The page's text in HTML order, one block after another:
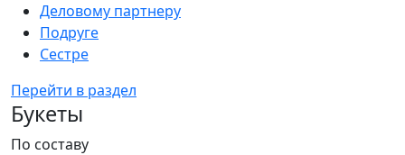
Деловому партнеру
Подруге
Сестре
Перейти в раздел
Букеты
По составу